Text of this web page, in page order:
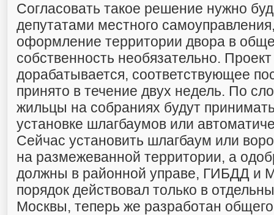
Согласовать такое решение нужно
депутатами местного
оформление территории двора в
собственность необязательно.
дорабатывается, соответствующее
принято в течение двух недель. По
жильцы на собраниях будут
установке шлагбаумов или
Сейчас установить шлагбаум или
на размежеванной территории, а
должны в районной управе, ГИБДД и
порядок действовал только в
Москвы, теперь же разработан